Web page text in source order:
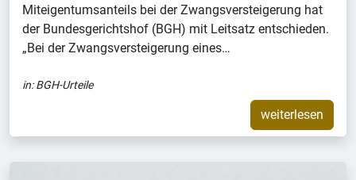
Miteigentumsanteils bei der Zwangsversteigerung hat
der Bundesgerichtshof (BGH) mit Leitsatz entschieden.
„Bei der Zwangsversteigerung eines…
in:BGH-Urteile
weiterlesen